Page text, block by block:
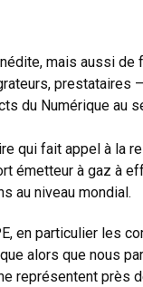
mais aussi de
prestataires
du Numérique au
qui fait appel à la
émetteur à gaz à
au niveau mondial.
en particulier les
alors que nous
représentent près